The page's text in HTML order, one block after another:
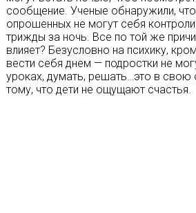
сообщение. Ученые обнаружили,
опрошенных не могут себя
трижды за ночь. Все по той же
влияет? Безусловно на психику,
вести себя днем — подростки не
уроках, думать, решать…это в свою
тому, что дети не ощущают счастья.